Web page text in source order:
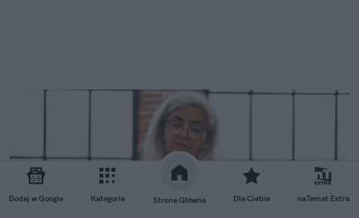
Dodaj w Google Kategorie Strona Główna Dla Ciebie naTemat Extra